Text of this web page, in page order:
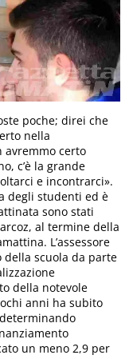
poche; direi che
nella
avremmo certo
c’è la grande
e incontrarci».
degli studenti ed è
sono stati
al termine della
L’assessore
della scuola da parte
della notevole
anni ha subito
un meno 2,9 per